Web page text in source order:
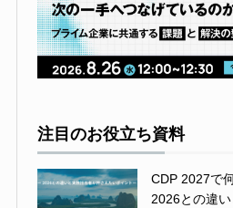
注目のお役立ち資料
CDP 2027
2026との違